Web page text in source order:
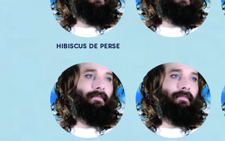
HIBISCUS DE PERSE